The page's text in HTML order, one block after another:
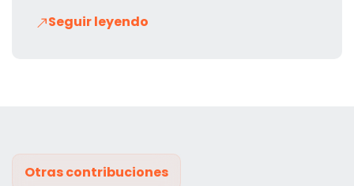
Seguir leyendo
Otras contribuciones